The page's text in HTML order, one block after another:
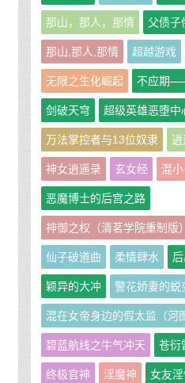
那山，那人，那情 父债子
那山,那人,那情 超越游戏
无限之生化崛起 不应期
剑破天穹 超级英雄恶堕中
万法掌控者与13位奴隶
神女逍遥录 玄女经 混
恶魔博士的后宫之路
神御之权（清茗学院重制版）
仙子破道曲 柔情肆水
颖异的大冲 警花娇妻的蜕
混在女帝身边的假太监（河
碧蓝航线之牛气冲天 苍衍
终极官神 淫魔神 女友